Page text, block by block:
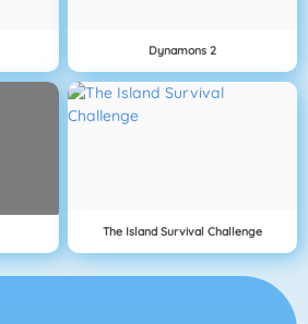
Dynamons 2
The Island Survival Challenge